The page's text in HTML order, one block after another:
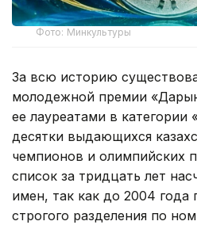
Фото: Минкультуры
За всю историю
молодежной премии
ее лауреатами в категории
десятки выдающихся
чемпионов и олимпийских
список за тридцать лет
имен, так как до 2004 года
строгого разделения по